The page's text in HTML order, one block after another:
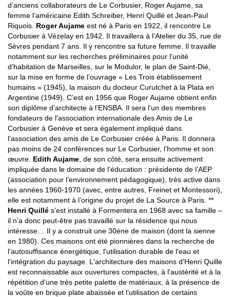
d’anciens collaborateurs de Le Corbusier, Roger Aujame, sa
femme l’américaine Edith Schreiber, Henri Quillé et Jean-Paul
Riquois. Roger Aujame est né à Paris en 1922, il rencontre Le
Corbusier à Vézelay en 1942. Il travaillera à l’Atelier du 35, rue de
Sèvres pendant 7 ans. Il y rencontre sa future femme. Il travaille
notamment sur les recherches préliminaires pour l’unité
d’habitation de Marseilles, sur le Modulor, le plan de Saint-Dié,
sur la mise en forme de l’ouvrage « Les Trois établissement
humains » (1945), la maison du docteur Curutchet à la Plata en
Argentine (1949). C’est en 1956 que Roger Aujame obtient enfin
son diplôme d’architecte à l’ENSBA. Il sera l’un des membres
fondateurs de l'association internationale des Amis de Le
Corbusier à Genève et sera également impliqué dans
l’association des amis de Le Corbusier créée à Paris. Il donnera
pas moins de 24 conférences sur Le Corbusier, l’homme et son
œuvre. Edith Aujame , de son côté, sera ensuite activement
impliquée dans le domaine de l’éducation : présidente de l’AEP
(association pour l’environnement pédagogique), très active dans
les années 1960-1970 (avec, entre autres, Freinet et Montessori),
elle est notamment à l’origine du projet de La Source à Paris. **
Henri Quillé s’est installé à Formentera en 1968 avec sa famille –
il n’a donc peut-être pas travaillé sur la résidence qui nous
intéresse… Il y a construit une 30ène de maison (dont la sienne
en 1980). Ces maisons ont été pionnières dans la recherche de
l'autosuffisance énergétique, l'utilisation durable de l'eau et
l'intégration du paysage. L'architecture des maisons d'Henri Quille
est reconnaissable aux ouvertures compactes, à l'austérité et à la
répétition d'une très petite palette de matériaux, à la présence de
la voûte en brique plate abaissée et l’utilisation de certains